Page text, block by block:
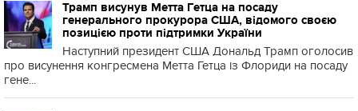
Трамп висунув Метта Гетца на посаду
генерального прокурора США, відомого своєю
позицією проти підтримки України
Наступний президент США Дональд Трамп оголосив
про висунення конгресмена Метта Гетца із Флориди на посаду
гене...